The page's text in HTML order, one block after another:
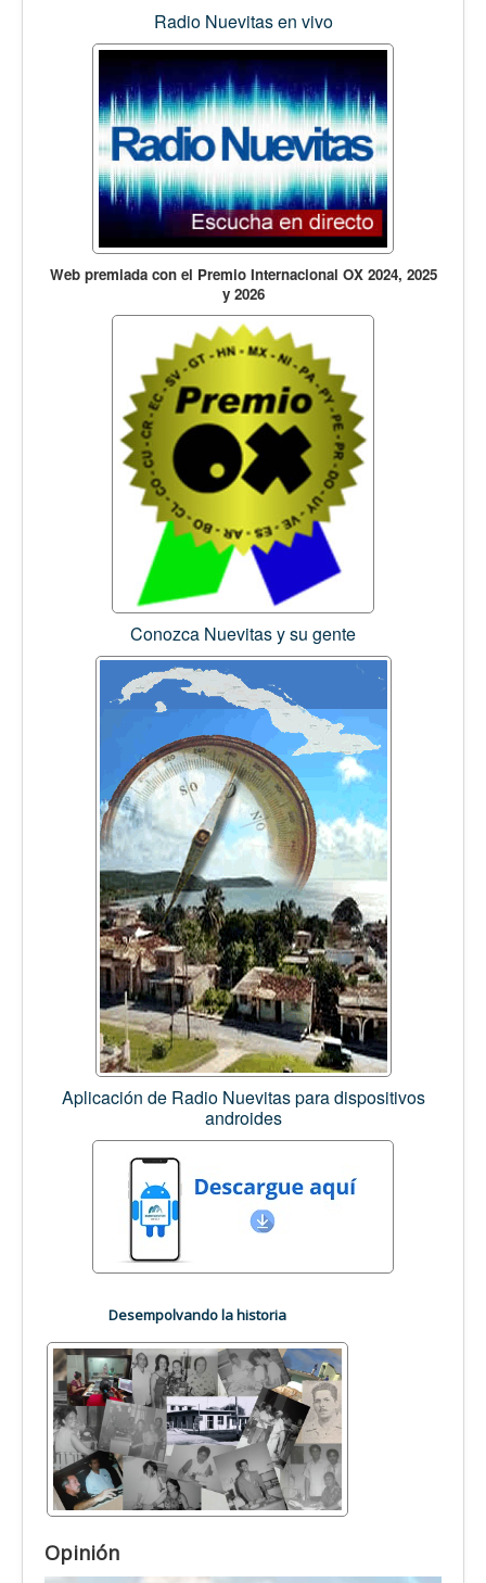
Radio Nuevitas en vivo
Web premiada con el Premio Internacional OX 2024, 2025
y 2026
Conozca Nuevitas y su gente
Aplicación de Radio Nuevitas para dispositivos
androides
Desempolvando la historia
Opinión